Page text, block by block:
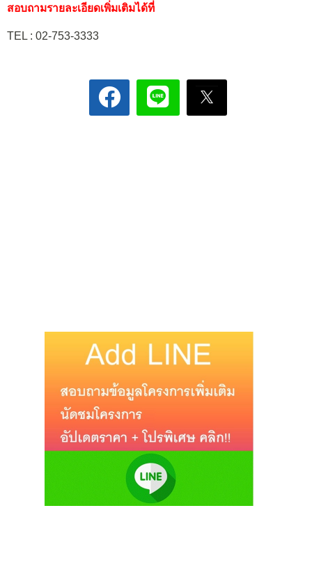
สอบถามรายละเอียดเพิ่มเติมได้ที่
TEL : 02-753-3333